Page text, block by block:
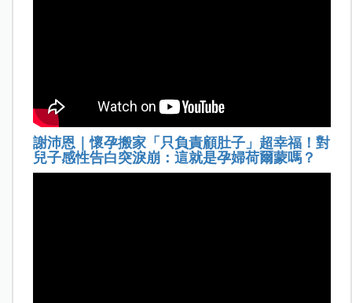
謝沛恩｜懷孕搬家「只負責顧肚子」超幸福！對
兒子感性告白突淚崩：這就是孕婦荷爾蒙嗎？